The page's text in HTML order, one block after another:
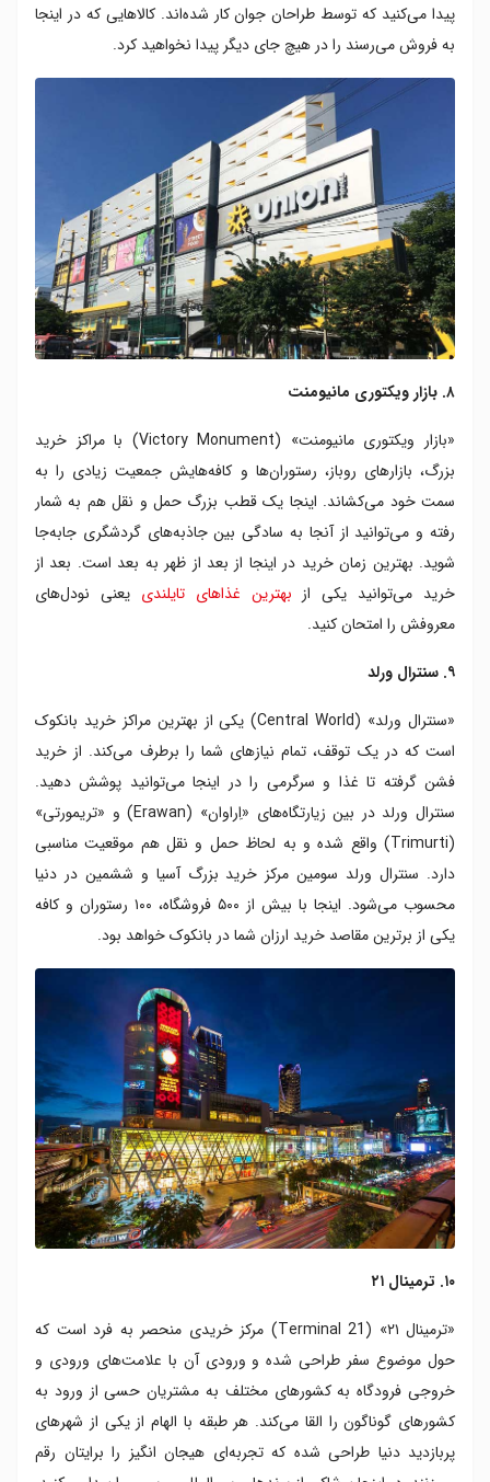
پیدا می‌کنید که توسط طراحان جوان کار شده‌اند. کالاهایی که در اینجا
به فروش می‌رسند را در هیچ جای دیگر پیدا نخواهید کرد.
۸. بازار ویکتوری مانیومنت
«بازار ویکتوری مانیومنت» (Victory Monument) با مراکز خرید
بزرگ، بازارهای روباز، رستوران‌ها و کافه‌هایش جمعیت زیادی را به
سمت خود می‌کشاند. اینجا یک قطب بزرگ حمل و نقل هم به شمار
رفته و می‌توانید از آنجا به سادگی بین جاذبه‌های گردشگری جا‌به‌جا
شوید. بهترین زمان خرید در اینجا از بعد از ظهر به بعد است. بعد از
خرید می‌توانید یکی از بهترین غذاهای تایلندی یعنی نودل‌های
معروفش را امتحان کنید.
۹. سنترال ورلد
«سنترال ورلد» (Central World) یکی از بهترین مراکز خرید بانکوک
است که در یک توقف، تمام نیازهای شما را برطرف می‌کند. از خرید
فشن گرفته تا غذا و سرگرمی را در اینجا می‌توانید پوشش دهید.
سنترال ورلد در بین زیارتگاه‌های «اِراوان» (Erawan) و «تریمورتی»
(Trimurti) واقع شده و به لحاظ حمل و نقل هم موقعیت مناسبی
دارد. سنترال ورلد سومین مرکز خرید بزرگ آسیا و ششمین در دنیا
محسوب می‌شود. اینجا با بیش از ۵۰۰ فروشگاه، ۱۰۰ رستوران و کافه
یکی از برترین مقاصد خرید ارزان شما در بانکوک خواهد بود.
۱۰. ترمینال ۲۱
«ترمینال ۲۱» (Terminal 21) مرکز خریدی منحصر به فرد است که
حول موضوع سفر طراحی شده و ورودی آن با علامت‌های ورودی و
خروجی فرودگاه به کشورهای مختلف به مشتریان حسی از ورود به
کشورهای گوناگون را القا می‌کند. هر طبقه با الهام از یکی از شهرهای
پربازدید دنیا طراحی شده که تجربه‌ای هیجان انگیز را برایتان رقم